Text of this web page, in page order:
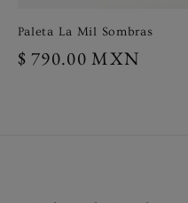
Paleta La Mil Sombras
Precio
$ 790.00 MXN